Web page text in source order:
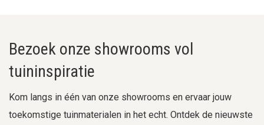
Bezoek onze showrooms vol
tuininspiratie
Kom langs in één van onze showrooms en ervaar jouw
toekomstige tuinmaterialen in het echt. Ontdek de nieuwste